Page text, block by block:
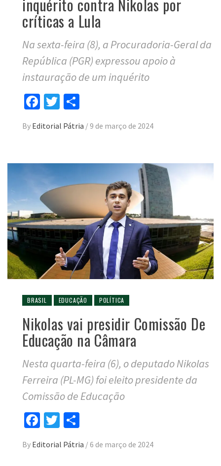
inquérito contra Nikolas por
críticas a Lula
Na sexta-feira (8), a Procuradoria-Geral da
República (PGR) expressou apoio à
instauração de um inquérito
Facebook
Twitter
By Editorial Pátria /9 de março de 2024
BRASIL EDUCAÇÃO POLÍTICA
Nikolas vai presidir Comissão De
Educação na Câmara
Nesta quarta-feira (6), o deputado Nikolas
Ferreira (PL-MG) foi eleito presidente da
Comissão de Educação
Facebook
Twitter
By Editorial Pátria /6 de março de 2024